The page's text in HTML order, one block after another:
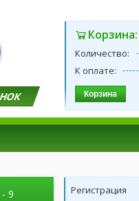
Корзина:
Количество:
К оплате:
Корзина
9
Регистрация